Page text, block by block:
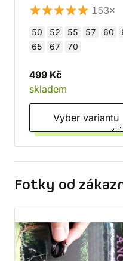
153×
50 52 55 57 60
65
67 70
499 Kč
skladem
Vyber variantu
Fotky od